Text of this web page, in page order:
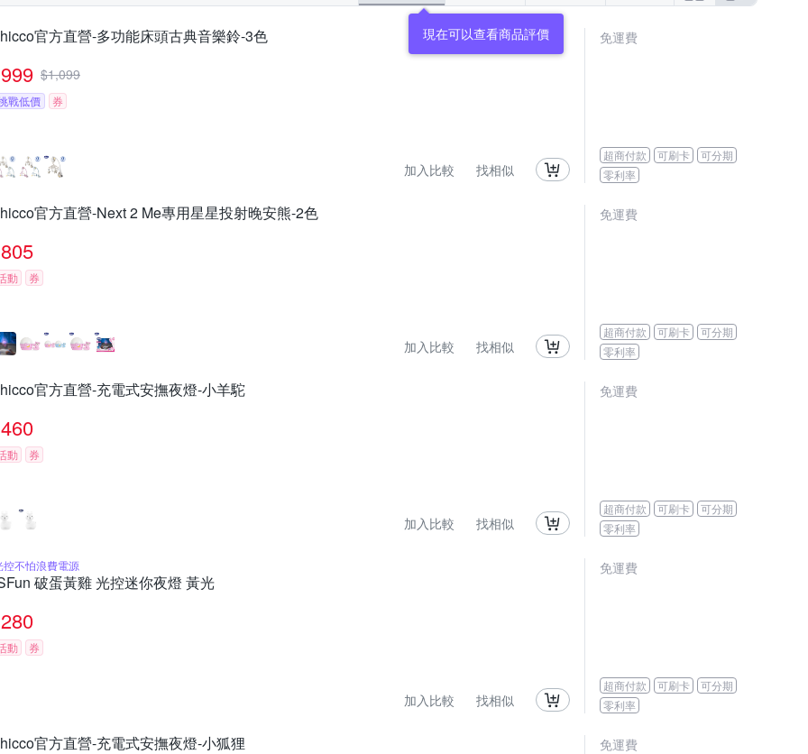
官方直營-多功能床頭古典音樂鈴-3色
999 $1,099
戰低價 券
加入比較 找相似
免運費
超商付款 可刷卡
可分期
零利率
官方直營-Next 2 Me專用星星投射晚安熊-2色
805
動 券
加入比較 找相似
免運費
超商付款 可刷卡
可分期
零利率
官方直營-充電式安撫夜燈-小羊駝
460
動 券
加入比較 找相似
免運費
超商付款 可刷卡
可分期
零利率
控不怕浪費電源
破蛋黃雞 光控迷你夜燈 黃光
280
動 券
加入比較 找相似
免運費
超商付款 可刷卡
可分期
零利率
官方直營-充電式安撫夜燈-小狐狸 免運費